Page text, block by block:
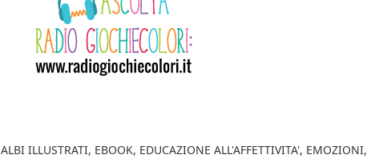
ALBI ILLUSTRATI, EBOOK, EDUCAZIONE ALL'AFFETTIVITA', EMOZIONI,